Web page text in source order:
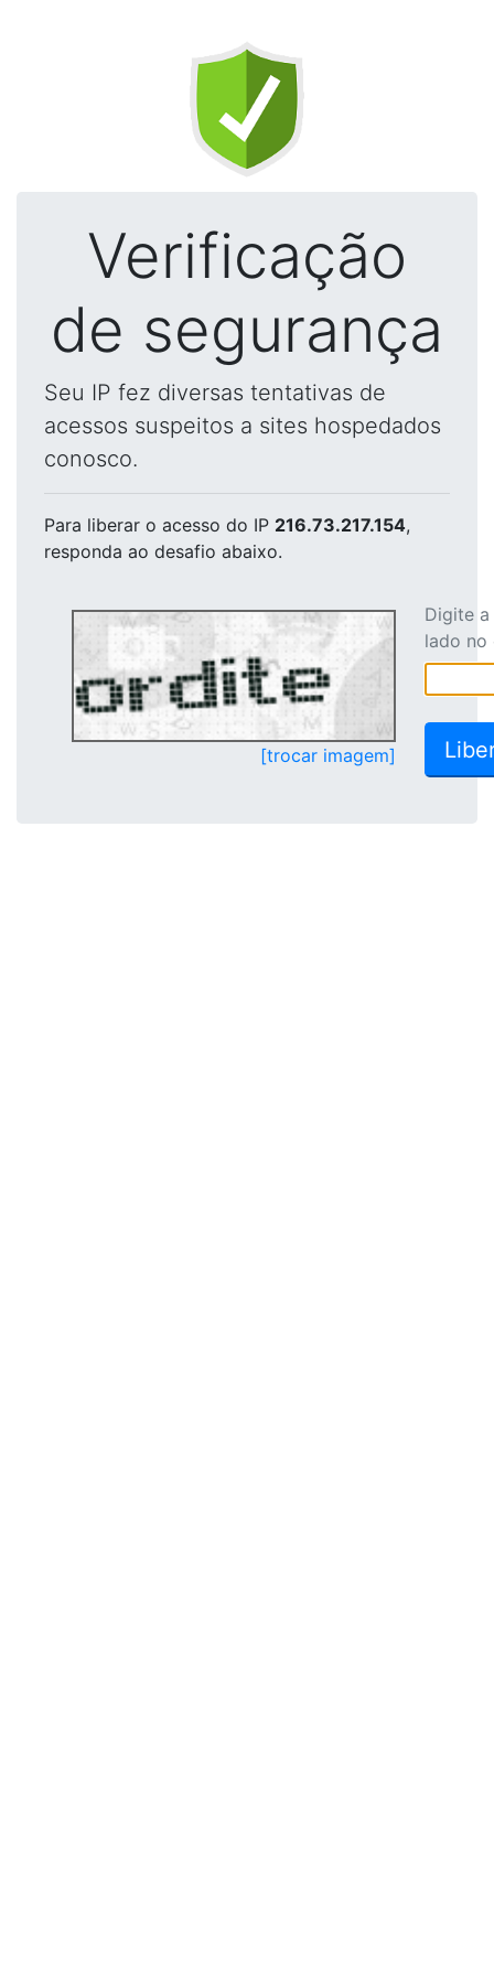
Verificação
de segurança
Seu IP fez diversas tentativas de
acessos suspeitos a sites hospedados
conosco.
Para liberar o acesso do IP 216.73.217.154,
responda ao desafio abaixo.
[trocar imagem]
Digite
lado no